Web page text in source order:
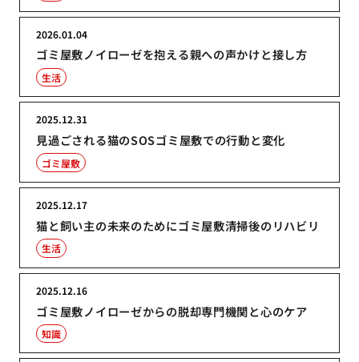
ゴミ屋敷ノイローゼを抱える親への声かけと接し方
2026.01.04
生活
見過ごされる猫のSOSゴミ屋敷での行動と変化
2025.12.31
ゴミ屋敷
猫と飼い主の未来のためにゴミ屋敷清掃後のリハビリ
2025.12.17
生活
ゴミ屋敷ノイローゼからの脱却専門機関と心のケア
2025.12.16
知識